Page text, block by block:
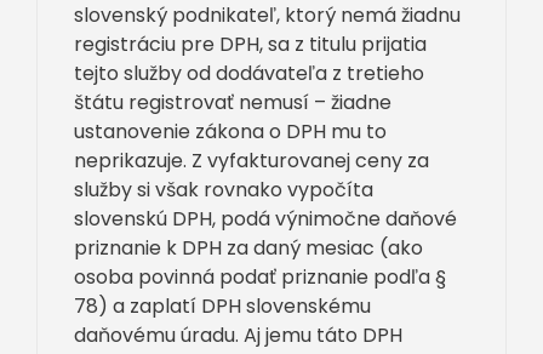
slovenský podnikateľ, ktorý nemá žiadnu
registráciu pre DPH, sa z titulu prijatia
tejto služby od dodávateľa z tretieho
štátu registrovať nemusí – žiadne
ustanovenie zákona o DPH mu to
neprikazuje. Z vyfakturovanej ceny za
služby si však rovnako vypočíta
slovenskú DPH, podá výnimočne daňové
priznanie k DPH za daný mesiac (ako
osoba povinná podať priznanie podľa §
78) a zaplatí DPH slovenskému
daňovému úradu. Aj jemu táto DPH